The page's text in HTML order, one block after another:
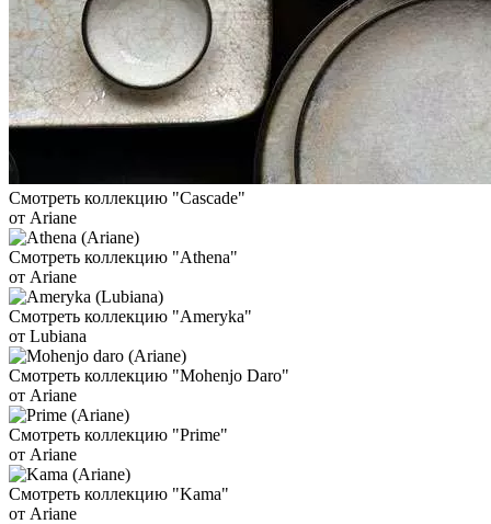
Смотреть коллекцию "Cascade"
от Ariane
Смотреть коллекцию "Athena"
от Ariane
Смотреть коллекцию "Ameryka"
от Lubiana
Смотреть коллекцию "Mohenjo Daro"
от Ariane
Смотреть коллекцию "Prime"
от Ariane
Смотреть коллекцию "Kama"
от Ariane